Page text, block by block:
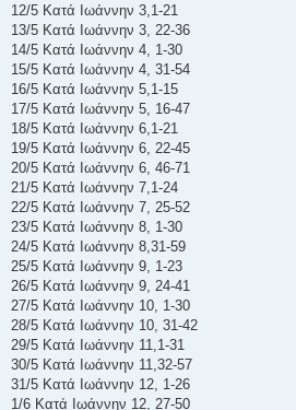
12/5 Κατά Ιωάννην 3,1-21
13/5 Κατά Ιωάννην 3, 22-36
14/5 Κατά Ιωάννην 4, 1-30
15/5 Κατά Ιωάννην 4, 31-54
16/5 Κατά Ιωάννην 5,1-15
17/5 Κατά Ιωάννην 5, 16-47
18/5 Κατά Ιωάννην 6,1-21
19/5 Κατά Ιωάννην 6, 22-45
20/5 Κατά Ιωάννην 6, 46-71
21/5 Κατά Ιωάννην 7,1-24
22/5 Κατά Ιωάννην 7, 25-52
23/5 Κατά Ιωάννην 8, 1-30
24/5 Κατά Ιωάννην 8,31-59
25/5 Κατά Ιωάννην 9, 1-23
26/5 Κατά Ιωάννην 9, 24-41
27/5 Κατά Ιωάννην 10, 1-30
28/5 Κατά Ιωάννην 10, 31-42
29/5 Κατά Ιωάννην 11,1-31
30/5 Κατά Ιωάννην 11,32-57
31/5 Κατά Ιωάννην 12, 1-26
1/6 Κατά Ιωάννην 12, 27-50